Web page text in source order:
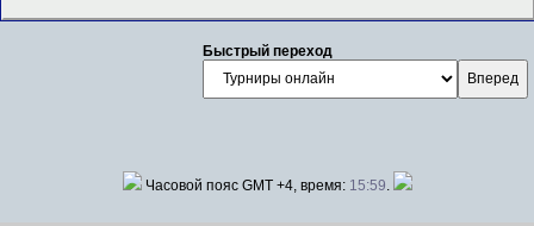
Быстрый переход
Часовой пояс GMT +4, время: 15:59